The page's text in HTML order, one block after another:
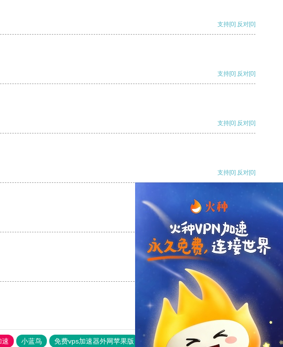
支持[0] 反对[0]
支持[0] 反对[0]
支持[0] 反对[0]
支持[0] 反对[0]
支持 反对
[0]
速 小蓝鸟 免费vps加速器外网苹果版 旋风加速度器 快连加速器